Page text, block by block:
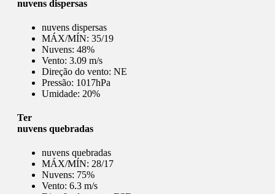
nuvens dispersas
nuvens dispersas
MÁX/MÍN: 35/19
Nuvens: 48%
Vento: 3.09 m/s
Direção do vento: NE
Pressão: 1017hPa
Umidade: 20%
Ter
nuvens quebradas
nuvens quebradas
MÁX/MÍN: 28/17
Nuvens: 75%
Vento: 6.3 m/s